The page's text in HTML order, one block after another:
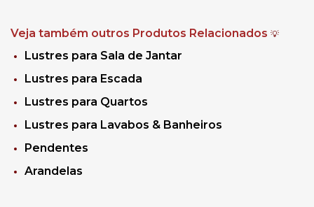
Veja também outros Produtos Relacionados 💡
Lustres para Sala de Jantar
Lustres para Escada
Lustres para Quartos
Lustres para Lavabos & Banheiros
Pendentes
Arandelas